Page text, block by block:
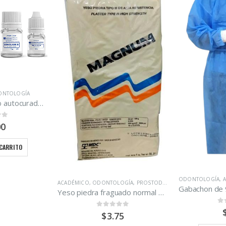
ODONTOLOGÍA ,ACADÉMICO ,BIOSEGURIDAD ,DESECHABLES
$2.85
Alginato